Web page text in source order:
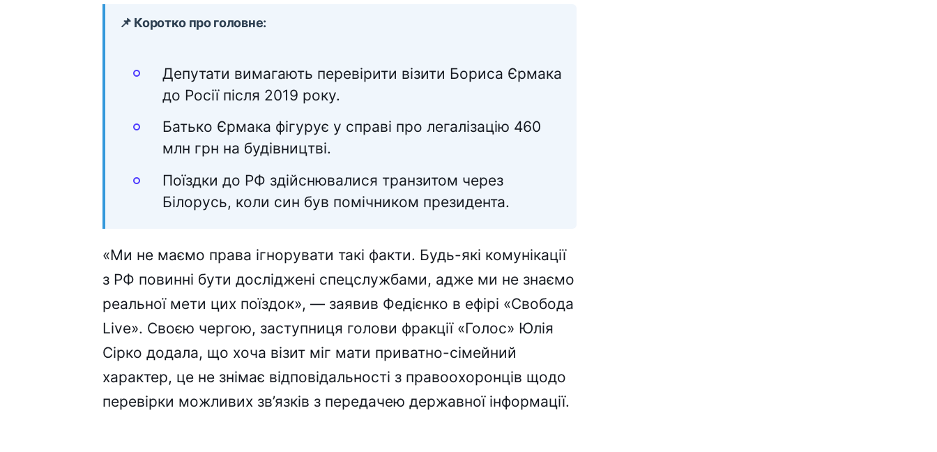
📌 Коротко про головне:
Депутати вимагають перевірити візити Бориса Єрмака
до Росії після 2019 року.
Батько Єрмака фігурує у справі про легалізацію 460
млн грн на будівництві.
Поїздки до РФ здійснювалися транзитом через
Білорусь, коли син був помічником президента.
«Ми не маємо права ігнорувати такі факти. Будь-які комунікації
з РФ повинні бути досліджені спецслужбами, адже ми не знаємо
реальної мети цих поїздок», — заявив Федієнко в ефірі «Свобода
Live». Своєю чергою, заступниця голови фракції «Голос» Юлія
Сірко додала, що хоча візит міг мати приватно-сімейний
характер, це не знімає відповідальності з правоохоронців щодо
перевірки можливих зв’язків з передачею державної інформації.